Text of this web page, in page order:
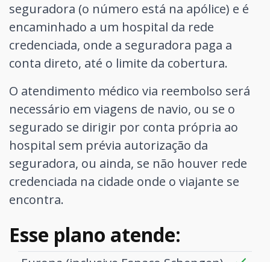
seguradora (o número está na apólice) e é
encaminhado a um hospital da rede
credenciada, onde a seguradora paga a
conta direto, até o limite da cobertura.
O atendimento médico via reembolso será
necessário em viagens de navio, ou se o
segurado se dirigir por conta própria ao
hospital sem prévia autorização da
seguradora, ou ainda, se não houver rede
credenciada na cidade onde o viajante se
encontra.
Esse plano atende: